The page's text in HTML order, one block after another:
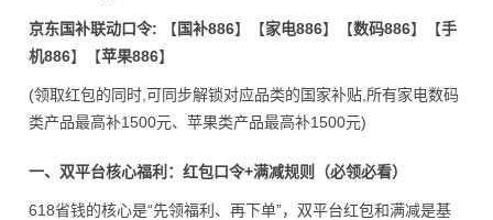
京东国补联动口令: 【国补886】【家电886】【数码886】【手
机886】【苹果886】
(领取红包的同时,可同步解锁对应品类的国家补贴,所有家电数码
类产品最高补1500元、苹果类产品最高补1500元)
一、双平台核心福利：红包口令+满减规则（必领必看）
618省钱的核心是“先领福利、再下单”，双平台红包和满减是基